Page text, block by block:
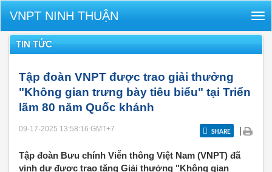
VNPT NINH THUẬN
TIN TỨC
Tập đoàn VNPT được trao giải thưởng
"Không gian trưng bày tiêu biểu" tại Triển
lãm 80 năm Quốc khánh
09-17-2025 13:58:16 GMT+7 SHARE |
Tập đoàn Bưu chính Viễn thông Việt Nam (VNPT) đã
vinh dự được trao tặng Giải thưởng "Không gian